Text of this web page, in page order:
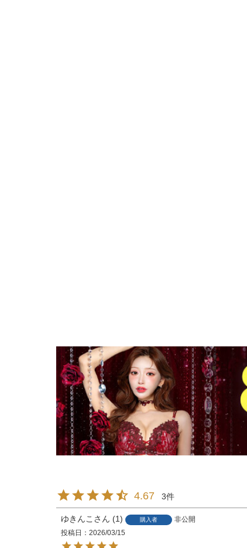
4.67 3
ゆきんこ 1 購入者
非公開
投稿日
2026/03/15